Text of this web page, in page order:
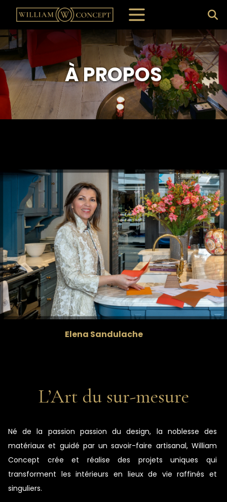
À PROPOS
Elena Sandulache
L’Art du sur-mesure
Né de la passion passion du design, la noblesse des
matériaux et guidé par un savoir-faire artisanal, William
Concept crée et réalise des projets uniques qui
transforment les intérieurs en lieux de vie raffinés et
singuliers.